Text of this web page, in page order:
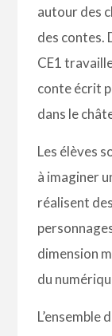
autour des
des contes.
CE1
conte écrit
dans le
Les élèves
à imaginer
réalisent
dimension
du
L’ensemble